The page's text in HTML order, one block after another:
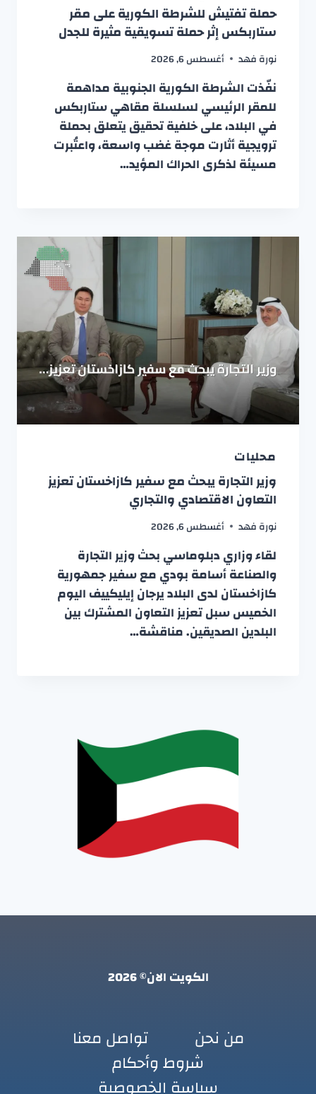
حملة تفتيش للشرطة الكورية على مقر
ستاربكس إثر حملة تسويقية مثيرة للجدل
نورة فهد أغسطس 6, 2026
نفّذت الشرطة الكورية الجنوبية مداهمة
للمقر الرئيسي لسلسلة مقاهي ستاربكس
في البلاد، على خلفية تحقيق يتعلق بحملة
ترويجية أثارت موجة غضب واسعة، واعتُبرت
مسيئة لذكرى الحراك المؤيد…
محليات
وزير التجارة يبحث مع سفير كازاخستان تعزيز
التعاون الاقتصادي والتجاري
نورة فهد أغسطس 6, 2026
لقاء وزاري دبلوماسي بحث وزير التجارة
والصناعة أسامة بودي مع سفير جمهورية
كازاخستان لدى البلاد يرجان إيليكييف اليوم
الخميس سبل تعزيز التعاون المشترك بين
البلدين الصديقين. مناقشة…
الكويت الان© 2026
من نحن
تواصل معنا
شروط وأحكام
سياسة الخصوصية